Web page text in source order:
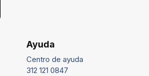
Ayuda
Centro de ayuda
312 121 0847